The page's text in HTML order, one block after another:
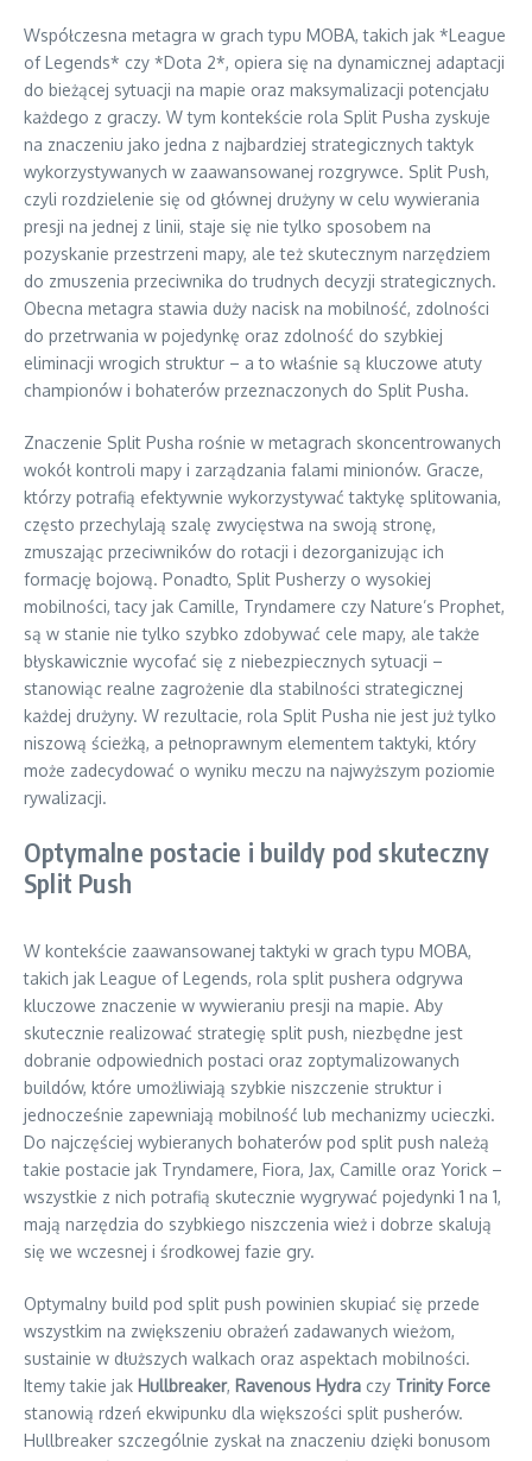
Współczesna metagra w grach typu MOBA, takich jak *League
of Legends* czy *Dota 2*, opiera się na dynamicznej adaptacji
do bieżącej sytuacji na mapie oraz maksymalizacji potencjału
każdego z graczy. W tym kontekście rola Split Pusha zyskuje
na znaczeniu jako jedna z najbardziej strategicznych taktyk
wykorzystywanych w zaawansowanej rozgrywce. Split Push,
czyli rozdzielenie się od głównej drużyny w celu wywierania
presji na jednej z linii, staje się nie tylko sposobem na
pozyskanie przestrzeni mapy, ale też skutecznym narzędziem
do zmuszenia przeciwnika do trudnych decyzji strategicznych.
Obecna metagra stawia duży nacisk na mobilność, zdolności
do przetrwania w pojedynkę oraz zdolność do szybkiej
eliminacji wrogich struktur – a to właśnie są kluczowe atuty
championów i bohaterów przeznaczonych do Split Pusha.
Znaczenie Split Pusha rośnie w metagrach skoncentrowanych
wokół kontroli mapy i zarządzania falami minionów. Gracze,
którzy potrafią efektywnie wykorzystywać taktykę splitowania,
często przechylają szalę zwycięstwa na swoją stronę,
zmuszając przeciwników do rotacji i dezorganizując ich
formację bojową. Ponadto, Split Pusherzy o wysokiej
mobilności, tacy jak Camille, Tryndamere czy Nature’s Prophet,
są w stanie nie tylko szybko zdobywać cele mapy, ale także
błyskawicznie wycofać się z niebezpiecznych sytuacji –
stanowiąc realne zagrożenie dla stabilności strategicznej
każdej drużyny. W rezultacie, rola Split Pusha nie jest już tylko
niszową ścieżką, a pełnoprawnym elementem taktyki, który
może zadecydować o wyniku meczu na najwyższym poziomie
rywalizacji.
Optymalne postacie i buildy pod skuteczny
Split Push
W kontekście zaawansowanej taktyki w grach typu MOBA,
takich jak League of Legends, rola split pushera odgrywa
kluczowe znaczenie w wywieraniu presji na mapie. Aby
skutecznie realizować strategię split push, niezbędne jest
dobranie odpowiednich postaci oraz zoptymalizowanych
buildów, które umożliwiają szybkie niszczenie struktur i
jednocześnie zapewniają mobilność lub mechanizmy ucieczki.
Do najczęściej wybieranych bohaterów pod split push należą
takie postacie jak Tryndamere, Fiora, Jax, Camille oraz Yorick –
wszystkie z nich potrafią skutecznie wygrywać pojedynki 1 na 1,
mają narzędzia do szybkiego niszczenia wież i dobrze skalują
się we wczesnej i środkowej fazie gry.
Optymalny build pod split push powinien skupiać się przede
wszystkim na zwiększeniu obrażeń zadawanych wieżom,
sustainie w dłuższych walkach oraz aspektach mobilności.
Itemy takie jak Hullbreaker, Ravenous Hydra czy Trinity Force
stanowią rdzeń ekwipunku dla większości split pusherów.
Hullbreaker szczególnie zyskał na znaczeniu dzięki bonusom